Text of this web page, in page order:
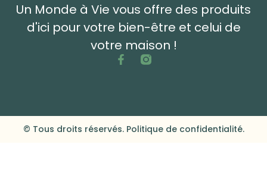
Un Monde à Vie vous offre des produits
d'ici pour votre bien-être et celui de
votre maison !
© Tous droits réservés. Politique de confidentialité.